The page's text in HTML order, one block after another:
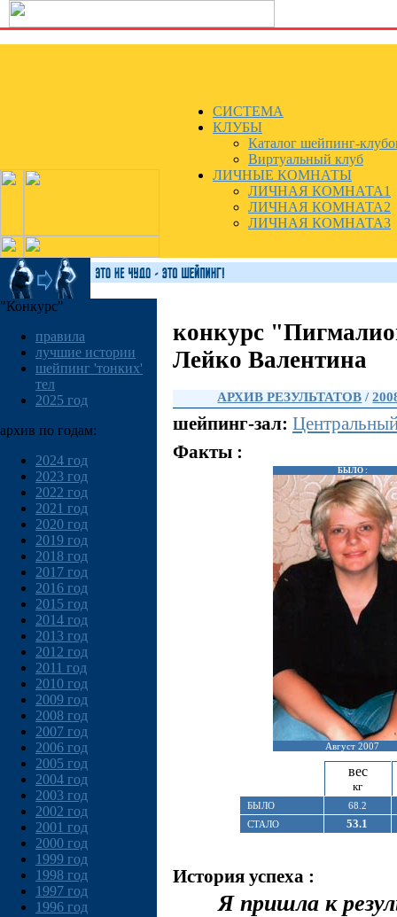
СИСТЕМА
КЛУБЫ
Каталог шейпинг-
Виртуальный клуб
ЛИЧНЫЕ КОМНАТЫ
ЛИЧНАЯ КОМНАТА1
ЛИЧНАЯ КОМНАТА2
ЛИЧНАЯ КОМНАТА3
"Конкурс"
правила
лучшие истории
шейпинг 'тонких'
тел
2025 год
архив по годам:
2024 год
2023 год
2022 год
2021 год
2020 год
2019 год
2018 год
2017 год
2016 год
2015 год
2014 год
2013 год
2012 год
2011 год
2010 год
2009 год
2008 год
2007 год
2006 год
2005 год
2004 год
2003 год
2002 год
2001 год
2000 год
1999 год
1998 год
1997 год
1996 год
конкурс
Лейко Валентина
АРХИВ РЕЗУЛЬТАТОВ /
шейпинг-зал:
Факты :
БЫЛО :
Август 2007
вес
кг
БЫЛО
68.2
СТАЛО
53.1
История успеха :
Я пришла к